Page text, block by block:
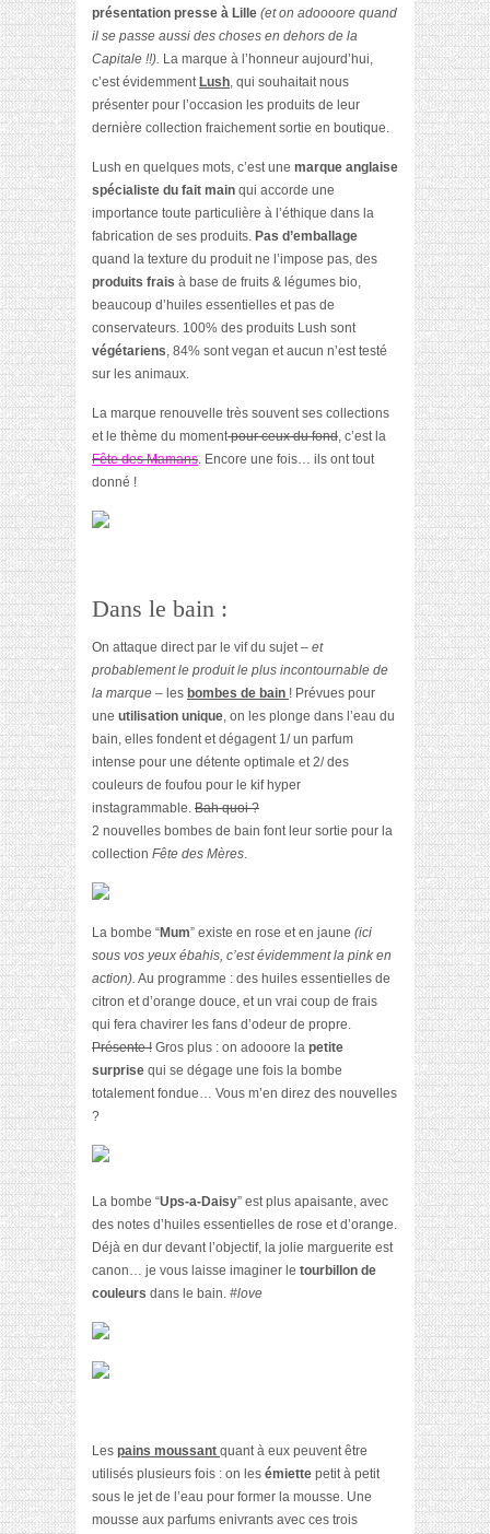
présentation presse à Lille (et on adoooore quand
il se passe aussi des choses en dehors de la
Capitale !!). La marque à l’honneur aujourd’hui,
c’est évidemment Lush, qui souhaitait nous
présenter pour l’occasion les produits de leur
dernière collection fraichement sortie en boutique.
Lush en quelques mots, c’est une marque anglaise
spécialiste du fait main qui accorde une
importance toute particulière à l’éthique dans la
fabrication de ses produits. Pas d’emballage
quand la texture du produit ne l’impose pas, des
produits frais à base de fruits & légumes bio,
beaucoup d’huiles essentielles et pas de
conservateurs. 100% des produits Lush sont
végétariens, 84% sont vegan et aucun n’est testé
sur les animaux.
La marque renouvelle très souvent ses collections
et le thème du momentpour ceux du fond, c’est la
Fête des Mamans. Encore une fois… ils ont tout
donné !
Dans le bain :
On attaque direct par le vif du sujet– et
probablement le produit le plus incontournable de
la marque – les bombes de bain ! Prévues pour
une utilisation unique, on les plonge dans l’eau du
bain, elles fondent et dégagent 1/ un parfum
intense pour une détente optimale et 2/ des
couleurs de foufou pour le kif hyper
instagrammable. Bah quoi ?
2 nouvelles bombes de bain font leur sortie pour la
collection Fête des Mères.
La bombe “Mum” existe en rose et en jaune (ici
sous vos yeux ébahis, c’est évidemment la pink en
action). Au programme : des huiles essentielles de
citron et d’orange douce, et un vrai coup de frais
qui fera chavirer les fans d’odeur de propre.
Présente ! Gros plus : on adooore la petite
surprise qui se dégage une fois la bombe
totalement fondue… Vous m’en direz des nouvelles
?
La bombe “Ups-a-Daisy” est plus apaisante, avec
des notes d’huiles essentielles de rose et d’orange.
Déjà en dur devant l’objectif, la jolie marguerite est
canon… je vous laisse imaginer le tourbillon de
couleurs dans le bain. #love
Les pains moussant quant à eux peuvent être
utilisés plusieurs fois : on les émiette petit à petit
sous le jet de l’eau pour former la mousse. Une
mousse aux parfums enivrants avec ces trois